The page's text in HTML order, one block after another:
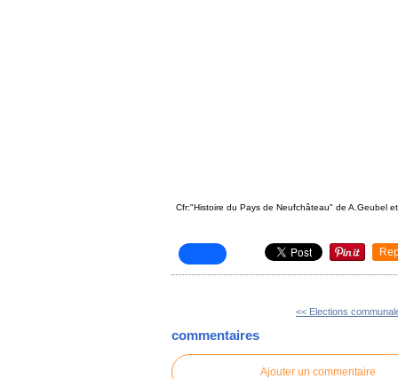
Cfr:"Histoire du Pays de Neufchâteau" de A.Geubel
<< Elections
commentaires
Ajouter un commentaire